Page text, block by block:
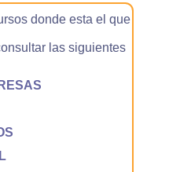
donde esta el que
las siguientes